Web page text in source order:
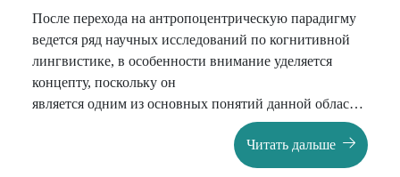
После перехода на антропоцентрическую парадигму
ведется ряд научных исследований по когнитивной
лингвистике, в особенности внимание уделяется
концепту, поскольку он
является одним из основных понятий данной области
лингвистики. Статья посвящена сопоставительному
вербализации концепта «сердце» в английском,
Читать дальше